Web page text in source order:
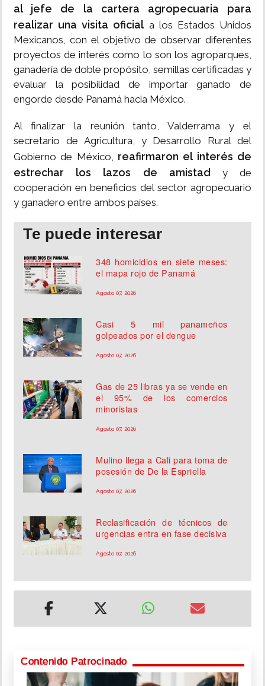
al jefe de la cartera agropecuaria para
realizar una visita oficiala los Estados Unidos
Mexicanos, con el objetivo de observar diferentes
proyectos de interés como lo son los agroparques,
ganadería de doble propósito, semillas certificadas y
evaluar la posibilidad de importar ganado de
engorde desde Panamá hacia México.
Al finalizar la reunión tanto, Valderrama y el
secretario de Agricultura, y Desarrollo Rural del
Gobierno de México, reafirmaron el interés de
estrechar los lazos de amistad
y de
cooperación en beneficios del sector agropecuario
y ganadero entre ambos países.
Te puede interesar
348 homicidios en siete meses:
el mapa rojo de Panamá
Agosto 07, 2026
Casi 5 mil panameños
golpeados por el dengue
Agosto 07, 2026
Gas de 25 libras ya se vende en
el 95% de los comercios
minoristas
Agosto 07, 2026
Mulino llega a Cali para toma de
posesión de De la Espriella
Agosto 07, 2026
Reclasificación de técnicos de
urgencias entra en fase decisiva
Agosto 07, 2026
Contenido Patrocinado